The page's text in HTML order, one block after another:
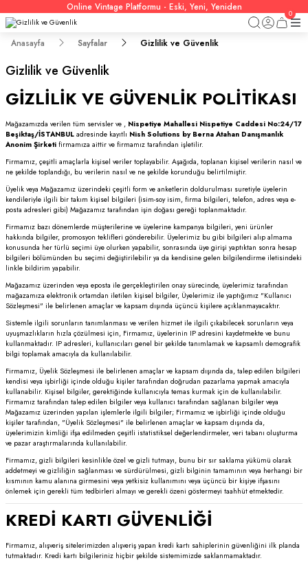
Online Vintage Platformu - Eski, Yeni, Yeniden
0
Anasayfa Sayfalar Gizlilik ve Güvenlik
Gizlilik ve Güvenlik
GİZLİLİK VE GÜVENLİK POLİTİKASI
Mağazamızda verilen tüm servisler ve , Nispetiye Mahallesi Nispetiye Caddesi No:24/17
Beşiktaş/İSTANBUL adresinde kayıtlı Nish Solutions by Berna Atahan Danışmanlık
Anonim Şirketi firmamıza aittir ve firmamız tarafından işletilir.
Firmamız, çeşitli amaçlarla kişisel veriler toplayabilir. Aşağıda, toplanan kişisel verilerin nasıl ve
ne şekilde toplandığı, bu verilerin nasıl ve ne şekilde korunduğu belirtilmiştir.
Üyelik veya Mağazamız üzerindeki çeşitli form ve anketlerin doldurulması suretiyle üyelerin
kendileriyle ilgili bir takım kişisel bilgileri (isim-soy isim, firma bilgileri, telefon, adres veya e-
posta adresleri gibi) Mağazamız tarafından işin doğası gereği toplanmaktadır.
Firmamız bazı dönemlerde müşterilerine ve üyelerine kampanya bilgileri, yeni ürünler
hakkında bilgiler, promosyon teklifleri gönderebilir. Üyelerimiz bu gibi bilgileri alıp almama
konusunda her türlü seçimi üye olurken yapabilir, sonrasında üye girişi yaptıktan sonra hesap
bilgileri bölümünden bu seçimi değiştirilebilir ya da kendisine gelen bilgilendirme iletisindeki
linkle bildirim yapabilir.
Mağazamız üzerinden veya eposta ile gerçekleştirilen onay sürecinde, üyelerimiz tarafından
mağazamıza elektronik ortamdan iletilen kişisel bilgiler, Üyelerimiz ile yaptığımız "Kullanıcı
Sözleşmesi" ile belirlenen amaçlar ve kapsam dışında üçüncü kişilere açıklanmayacaktır.
Sistemle ilgili sorunların tanımlanması ve verilen hizmet ile ilgili çıkabilecek sorunların veya
uyuşmazlıkların hızla çözülmesi için, Firmamız, üyelerinin IP adresini kaydetmekte ve bunu
kullanmaktadır. IP adresleri, kullanıcıları genel bir şekilde tanımlamak ve kapsamlı demografik
bilgi toplamak amacıyla da kullanılabilir.
Firmamız, Üyelik Sözleşmesi ile belirlenen amaçlar ve kapsam dışında da, talep edilen bilgileri
kendisi veya işbirliği içinde olduğu kişiler tarafından doğrudan pazarlama yapmak amacıyla
kullanabilir. Kişisel bilgiler, gerektiğinde kullanıcıyla temas kurmak için de kullanılabilir.
Firmamız tarafından talep edilen bilgiler veya kullanıcı tarafından sağlanan bilgiler veya
Mağazamız üzerinden yapılan işlemlerle ilgili bilgiler; Firmamız ve işbirliği içinde olduğu
kişiler tarafından, "Üyelik Sözleşmesi" ile belirlenen amaçlar ve kapsam dışında da,
üyelerimizin kimliği ifşa edilmeden çeşitli istatistiksel değerlendirmeler, veri tabanı oluşturma
ve pazar araştırmalarında kullanılabilir.
Firmamız, gizli bilgileri kesinlikle özel ve gizli tutmayı, bunu bir sır saklama yükümü olarak
addetmeyi ve gizliliğin sağlanması ve sürdürülmesi, gizli bilginin tamamının veya herhangi bir
kısmının kamu alanına girmesini veya yetkisiz kullanımını veya üçüncü bir kişiye ifşasını
önlemek için gerekli tüm tedbirleri almayı ve gerekli özeni göstermeyi taahhüt etmektedir.
KREDİ KARTI GÜVENLİĞİ
Firmamız, alışveriş sitelerimizden alışveriş yapan kredi kartı sahiplerinin güvenliğini ilk planda
tutmaktadır. Kredi kartı bilgileriniz hiçbir şekilde sistemimizde saklanmamaktadır.